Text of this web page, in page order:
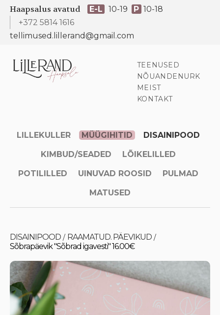
Haapsalus avatud E-L 10-19 P 10-18
+372 5814 1616
tellimused.lillerand@gmail.com
TEENUSED
NÕUANDENURK
MEIST
KONTAKT
LILLEKULLER MÜÜGIHITID DISAINIPOOD
KIMBUD/SEADED LÕIKELILLED
POTILILLED UINUVAD ROOSID PULMAD
MATUSED
DISAINIPOOD / RAAMATUD. PÄEVIKUD /
Sõbrapäevik "Sõbrad igavesti" 16.00€